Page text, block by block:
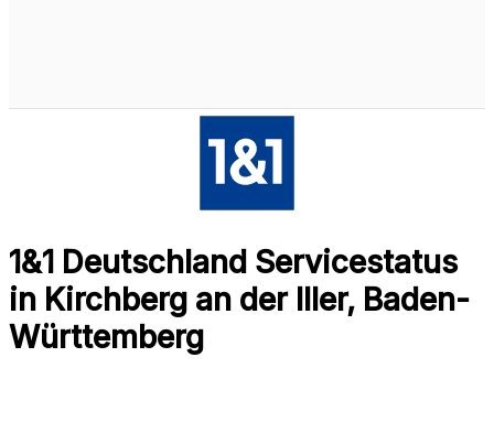
1&1 Deutschland Servicestatus
in Kirchberg an der Iller, Baden-
Württemberg